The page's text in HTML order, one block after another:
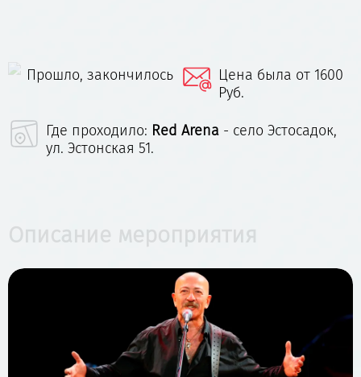
Прошло, закончилось
Цена была от 1600
Руб.
Где проходило: Red Arena - село Эстосадок,
ул. Эстонская 51.
Описание мероприятия